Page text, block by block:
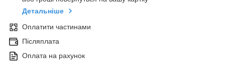
Детальніше
Оплатити частинами
Післяплата
Оплата на рахунок